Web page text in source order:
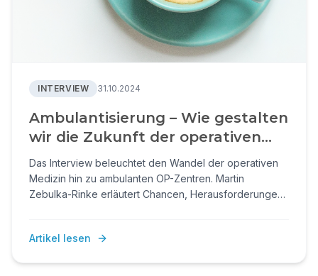
INTERVIEW 31.10.2024
Ambulantisierung – Wie gestalten
wir die Zukunft der operativen
Medizin?
Das Interview beleuchtet den Wandel der operativen
Medizin hin zu ambulanten OP-Zentren. Martin
Zebulka-Rinke erläutert Chancen, Herausforderungen,
Versorgung.
Artikel lesen